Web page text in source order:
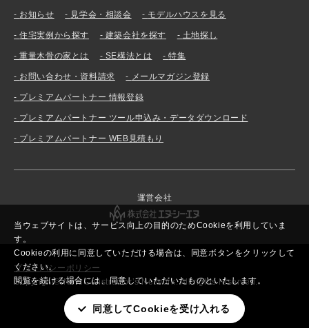
当ウェブサイトは、サービス向上の目的のためCookieを利用していま
す。
Cookieの利用に同意していただける場合は、同意ボタンをクリックして
ください。
閲覧を続ける場合には、同意していただいたものといたします。
同意してCookieを受け入れる
お知らせ 見学会・相談会 モデルハウスを見る
住宅実例から探す 建築会社を探す 土地探し
重量木骨の家とは SE構法とは 特集
お問い合わせ・資料請求 メールマガジン登録
プレミアムパートナー 情報登録
プレミアムパートナー ツール申込み・データダウンロード
プレミアムパートナー WEB見積もり
運営会社
プライバシーポリシー
Copyright© New Constructor’s Network. All rights reserved.